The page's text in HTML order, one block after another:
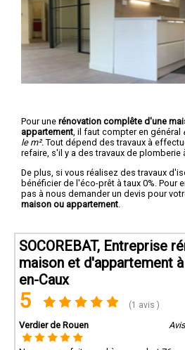
Pour une rénovation complête d'une
appartement , il faut compter en général
le m². Tout dépend des travaux à
refaire, s'il y a des travaux de plomberie à
De plus, si vous réalisez des travaux
bénéficier de l'éco-prêt à taux 0%. Pour
pas à nous demander un devis pour
maison ou appartement
SOCOREBAT, Entreprise
maison et d'appartement
en-Caux
5 (1 avis )
Verdier de Rouen